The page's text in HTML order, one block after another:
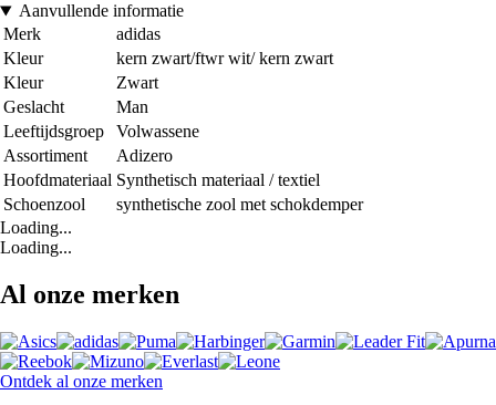
Aanvullende informatie
Merk
adidas
Kleur
kern zwart/ftwr wit/ kern zwart
Kleur
Zwart
Geslacht
Man
Leeftijdsgroep
Volwassene
Assortiment
Adizero
Hoofdmateriaal Synthetisch materiaal / textiel
Schoenzool
synthetische zool met schokdemper
Loading...
Loading...
Al onze merken
Ontdek al onze merken